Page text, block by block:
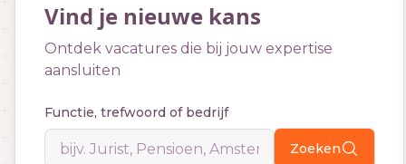
Vind je nieuwe kans
Ontdek vacatures die bij jouw expertise
aansluiten
Functie, trefwoord of bedrijf
Zoeken